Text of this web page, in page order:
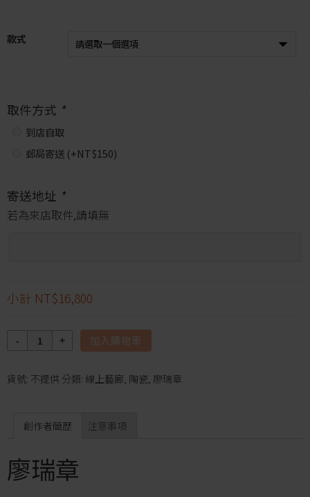
款式
取件方式 *
到店自取
郵局寄送 (+NT$150)
寄送地址 *
若為來店取件,請填無
小計 NT$16,800
加入購物車
貨號: 不提供 分類: 線上藝廊 陶瓷 廖瑞章
創作者簡歷 注意事項
廖瑞章